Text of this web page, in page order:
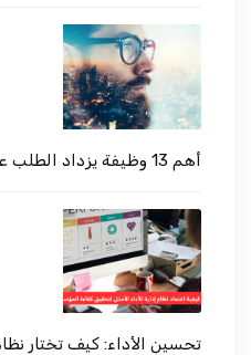
أهم 13 وظيفة يزداد الطلب عليها في 2024 وما بعدها
تحسين الأداء: كيف تختار